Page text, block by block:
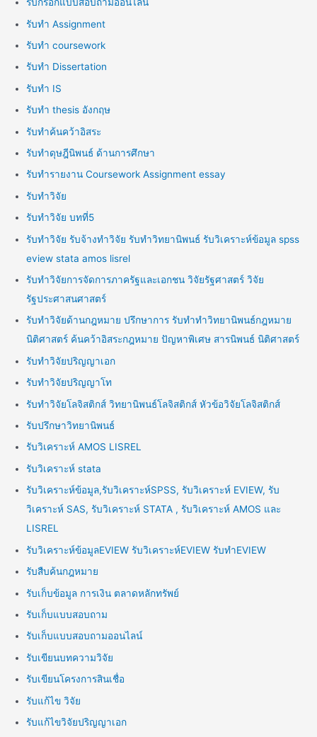
รับทำ Assignment
รับทำ coursework
รับทำ Dissertation
รับทำ IS
รับทำ thesis อังกฤษ
รับทำค้นคว้าอิสระ
รับทำดุษฎีนิพนธ์ ด้านการศึกษา
รับทำรายงาน Coursework Assignment essay
รับทำวิจัย
รับทำวิจัย บทที่5
รับทำวิจัย รับจ้างทำวิจัย รับทำวิทยานิพนธ์ รับวิเคราะห์ข้อมูล spss
eview stata amos lisrel
รับทำวิจัยการจัดการภาครัฐและเอกชน วิจัยรัฐศาสตร์ วิจัย
รัฐประศาสนศาสตร์
รับทำวิจัยด้านกฎหมาย ปรึกษาการ รับทำทำวิทยานิพนธ์กฎหมาย
นิติศาสตร์ ค้นคว้าอิสระกฎหมาย ปัญหาพิเศษ สารนิพนธ์ นิติศาสตร์
รับทำวิจัยปริญญาเอก
รับทำวิจัยปริญญาโท
รับทำวิจัยโลจิสติกส์ วิทยานิพนธ์โลจิสติกส์ หัวข้อวิจัยโลจิสติกส์
รับปรึกษาวิทยานิพนธ์
รับวิเคราะห์ AMOS LISREL
รับวิเคราะห์ stata
รับวิเคราะห์ข้อมูล,รับวิเคราะห์SPSS, รับวิเคราะห์ EVIEW, รับ
วิเคราะห์ SAS, รับวิเคราะห์ STATA , รับวิเคราะห์ AMOS และ
LISREL
รับวิเคราะห์ข้อมูลEVIEW รับวิเคราะห์EVIEW รับทำEVIEW
รับสืบค้นกฎหมาย
รับเก็บข้อมูล การเงิน ตลาดหลักทรัพย์
รับเก็บแบบสอบถาม
รับเก็บแบบสอบถามออนไลน์
รับเขียนบทความวิจัย
รับเขียนโครงการสินเชื่อ
รับแก้ไข วิจัย
รับแก้ไขวิจัยปริญญาเอก